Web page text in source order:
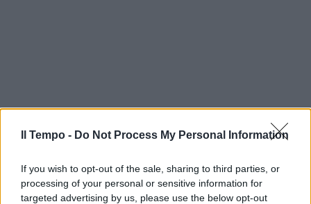
Il Tempo - Do Not Process My Personal Information
If you wish to opt-out of the sale, sharing to third parties, or
processing of your personal or sensitive information for
targeted advertising by us, please use the below opt-out